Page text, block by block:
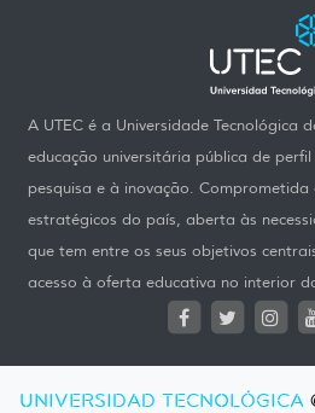
A UTEC é a Universidade Tecnológica
educação universitária pública de
pesquisa e à inovação. Comprometida
estratégicos do país, aberta às
que tem entre os seus objetivos
acesso à oferta educativa no interior
UNIVERSIDAD TECNOLÓGICA